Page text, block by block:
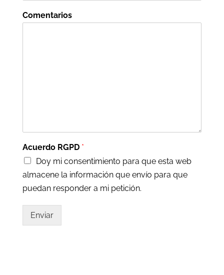
Comentarios
Acuerdo RGPD *
Doy mi consentimiento para que esta web
almacene la información que envío para que
puedan responder a mi petición.
Enviar